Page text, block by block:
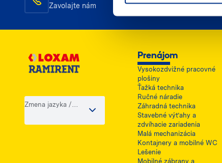
Zavolajte nám
Zmena jazyka /
Prenájom
Vysokozdvižné pracovné
plošiny
Ťažká technika
Ručné náradie
Záhradná technika
Stavebné výťahy a
zdvíhacie zariadenia
Malá mechanizácia
Kontajnery a mobilné WC
Lešenie
Mobilné zábrany a